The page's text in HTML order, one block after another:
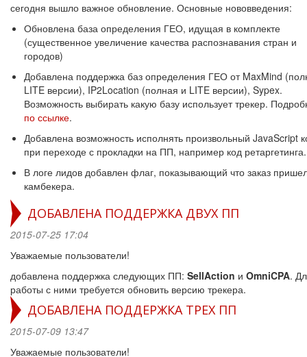
сегодня вышло важное обновление. Основные нововведения:
Обновлена база определения ГЕО, идущая в комплекте
(существенное увеличение качества распознавания стран и
городов)
Добавлена поддержка баз определения ГЕО от MaxMind
LITE версии), IP2Location (полная и LITE версии), Sypex.
Возможность выбирать какую базу использует трекер.
по ссылке.
Добавлена возможность исполнять произвольный JavaScript
при переходе с прокладки на ПП, например код ретаргетинга.
В логе лидов добавлен флаг, показывающий что заказ
камбекера.
ДОБАВЛЕНА ПОДДЕРЖКА ДВУХ ПП
2015-07-25 17:04
Уважаемые пользователи!
добавлена поддержка следующих ПП: SellAction и OmniCPA.
работы с ними требуется обновить версию трекера.
ДОБАВЛЕНА ПОДДЕРЖКА ТРЕХ ПП
2015-07-09 13:47
Уважаемые пользователи!